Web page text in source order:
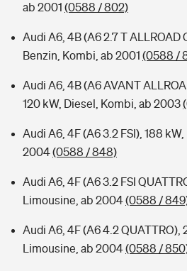
ab 2001 (0588 / 802)
Audi A6, 4B (A6 2.7 T ALLROAD
Benzin, Kombi, ab 2001 (0588 /
Audi A6, 4B (A6 AVANT
120 kW, Diesel, Kombi, ab 2003
Audi A6, 4F (A6 3.2 FSI), 188
2004(0588 / 848)
Audi A6, 4F (A6 3.2 FSI
Limousine, ab 2004(0588 /
Audi A6, 4F (A6 4.2 QUATTRO),
Limousine, ab 2004(0588 /